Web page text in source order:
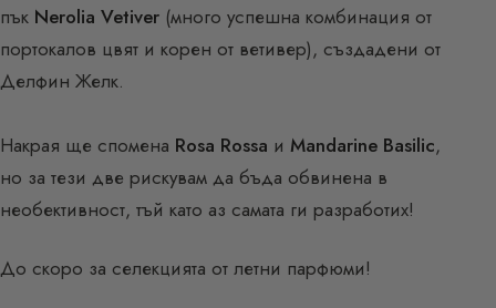
пък Nerolia Vetiver (много успешна комбинация от
портокалов цвят и корен от ветивер), създадени от
Делфин Желк.
Накрая ще спомена Rosa Rossa и Mandarine Basilic,
но за тези две рискувам да бъда обвинена в
необективност, тъй като аз самата ги разработих!
До скоро за селекцията от летни парфюми!